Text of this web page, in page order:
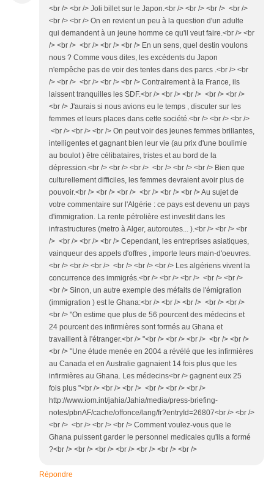
<br /> <br /> Joli billet sur le Japon.<br /> <br /> <br /> <br />
<br /> <br /> On en revient un peu à la question d'un adulte
qui demandent à un jeune homme ce qu'il veut faire.<br /> <br
/> <br /> <br /> <br /> <br /> En un sens, quel destin voulons
nous ? Comme vous dites, les excédents du Japon
n'empêche pas de voir des tentes dans des parcs .<br /> <br
/> <br /> <br /> <br /> <br /> Contrairement à la France, ils
laissent tranquilles les SDF.<br /> <br /> <br /> <br /> <br />
<br /> J'aurais si nous avions eu le temps , discuter sur les
femmes et leurs places dans cette société.<br /> <br /> <br />
<br /> <br /> <br /> On peut voir des jeunes femmes brillantes,
intelligentes et gagnant bien leur vie (au prix d'une boulimie
au boulot ) être célibataires, tristes et au bord de la
dépression.<br /> <br /> <br /> <br /> <br /> <br /> Bien que
culturellement difficiles, les femmes devraient avoir plus de
pouvoir.<br /> <br /> <br /> <br /> <br /> <br /> Au sujet de
votre commentaire sur l'Algérie : ce pays est devenu un pays
d'immigration. La rente pétrolière est investit dans les
infrastructures (metro à Alger, autoroutes... ).<br /> <br /> <br
/> <br /> <br /> <br /> Cependant, les entreprises asiatiques,
vainqueur des appels d'offres , importe leurs main-d'oeuvres.
<br /> <br /> <br /> <br /> <br /> <br /> Les algériens vivent la
concurrence des immigrés.<br /> <br /> <br /> <br /> <br />
<br /> Sinon, un autre exemple des méfaits de l'émigration
(immigration ) est le Ghana:<br /> <br /> <br /> <br /> <br />
<br /> "On estime que plus de 56 pourcent des médecins et
24 pourcent des infirmières sont formés au Ghana et
travaillent à l'étranger.<br /> "<br /> <br /> <br /> <br /> <br />
<br /> "Une étude menée en 2004 a révélé que les infirmières
au Canada et en Australie gagnaient 14 fois plus que les
infirmières au Ghana. Les médecins<br /> gagnent eux 25
fois plus "<br /> <br /> <br /> <br /> <br /> <br />
http://www.iom.int/jahia/Jahia/media/press-briefing-
notes/pbnAF/cache/offonce/lang/fr?entryId=26807<br /> <br />
<br /> <br /> <br /> <br /> Comment voulez-vous que le
Ghana puissent garder le personnel medicales qu'ils a formé
?<br /> <br /> <br /> <br /> <br /> <br /> <br />
Répondre